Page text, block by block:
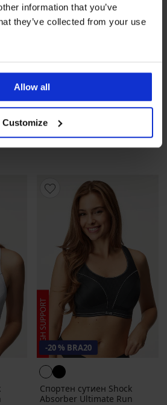
information that you’ve
they’ve collected from your use
Allow all
Customize
Спортен сутиен Shock
Absorber Active D Navy
69,99 €(136,89 лв.)
55,99 €
BRA20
-20 % BRA20
Спортен сутиен Shock
Absorber Ultimate Run